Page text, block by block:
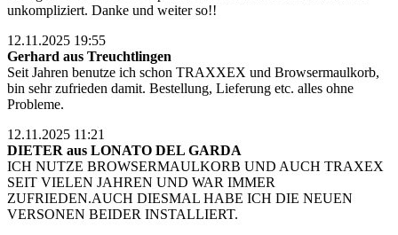
unkompliziert. Danke und weiter so!!
12.11.2025 19:55
Gerhard aus Treuchtlingen
Seit Jahren benutze ich schon TRAXXEX und Browsermaulkorb,
bin sehr zufrieden damit. Bestellung, Lieferung etc. alles ohne
Probleme.
12.11.2025 11:21
DIETER aus LONATO DEL GARDA
ICH NUTZE BROWSERMAULKORB UND AUCH TRAXEX
SEIT VIELEN JAHREN UND WAR IMMER
ZUFRIEDEN.AUCH DIESMAL HABE ICH DIE NEUEN
VERSONEN BEIDER INSTALLIERT.